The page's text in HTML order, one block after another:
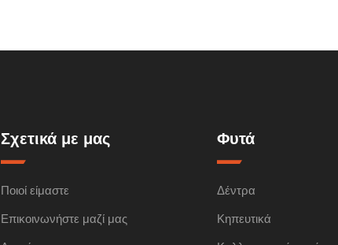
Σχετικά με μας
Ποιοί είμαστε
Επικοινωνήστε μαζί μας
Φυτά
Δέντρα
Κηπευτικά